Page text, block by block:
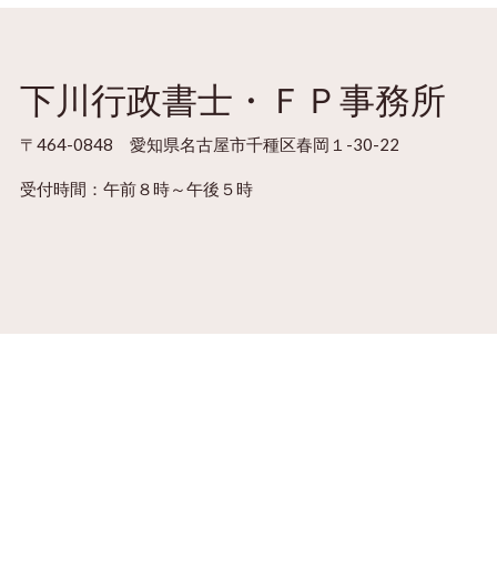
下川行政書士・ＦＰ事務所
〒464-0848 愛知県名古屋市千種区春岡１-30-22
受付時間： 午前８時～午後５時